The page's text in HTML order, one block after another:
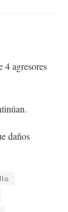
4 agresores
daños